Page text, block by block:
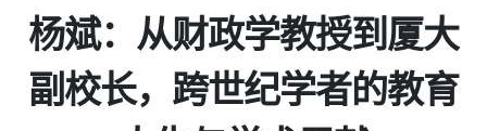
杨斌：从财政学教授到厦大
副校长，跨世纪学者的教育